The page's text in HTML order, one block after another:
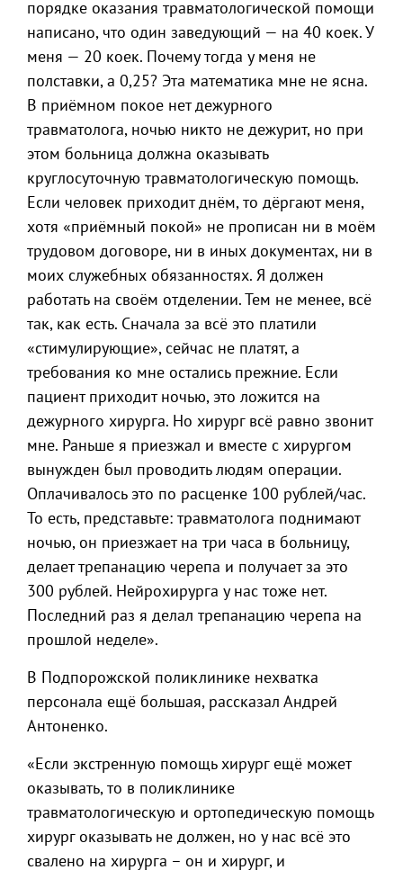
порядке оказания травматологической помощи
написано, что один заведующий — на 40 коек. У
меня — 20 коек. Почему тогда у меня не
полставки, а 0,25? Эта математика мне не ясна.
В приёмном покое нет дежурного
травматолога, ночью никто не дежурит, но при
этом больница должна оказывать
круглосуточную травматологическую помощь.
Если человек приходит днём, то дёргают меня,
хотя «приёмный покой» не прописан ни в моём
трудовом договоре, ни в иных документах, ни в
моих служебных обязанностях. Я должен
работать на своём отделении. Тем не менее, всё
так, как есть. Сначала за всё это платили
«стимулирующие», сейчас не платят, а
требования ко мне остались прежние. Если
пациент приходит ночью, это ложится на
дежурного хирурга. Но хирург всё равно звонит
мне. Раньше я приезжал и вместе с хирургом
вынужден был проводить людям операции.
Оплачивалось это по расценке 100 рублей/час.
То есть, представьте: травматолога поднимают
ночью, он приезжает на три часа в больницу,
делает трепанацию черепа и получает за это
300 рублей. Нейрохирурга у нас тоже нет.
Последний раз я делал трепанацию черепа на
прошлой неделе».
В Подпорожской поликлинике нехватка
персонала ещё большая, рассказал Андрей
Антоненко.
«Если экстренную помощь хирург ещё может
оказывать, то в поликлинике
травматологическую и ортопедическую помощь
хирург оказывать не должен, но у нас всё это
свалено на хирурга – он и хирург, и